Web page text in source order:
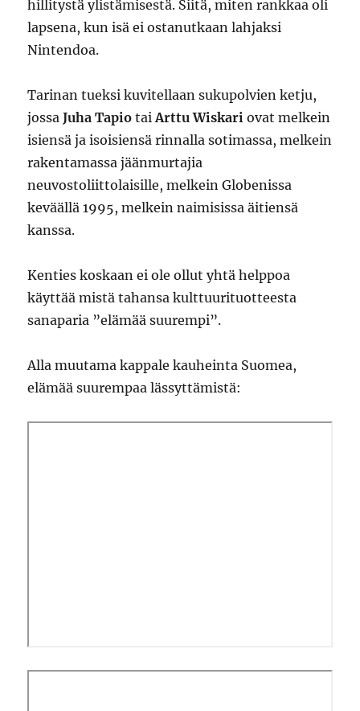
hillitystä ylistämisestä. Siitä, miten rankkaa oli
lapsena, kun isä ei ostanutkaan lahjaksi
Nintendoa.
Tarinan tueksi kuvitellaan sukupolvien ketju,
jossaJuha TapiotaiArttu Wiskari ovat melkein
isiensä ja isoisiensä rinnalla sotimassa, melkein
rakentamassa jäänmurtajia
neuvostoliittolaisille, melkein Globenissa
keväällä 1995, melkein naimisissa äitiensä
kanssa.
Kenties koskaan ei ole ollut yhtä helppoa
käyttää mistä tahansa kulttuurituotteesta
sanaparia ”elämää suurempi”.
Alla muutama kappale kauheinta Suomea,
elämää suurempaa lässyttämistä: